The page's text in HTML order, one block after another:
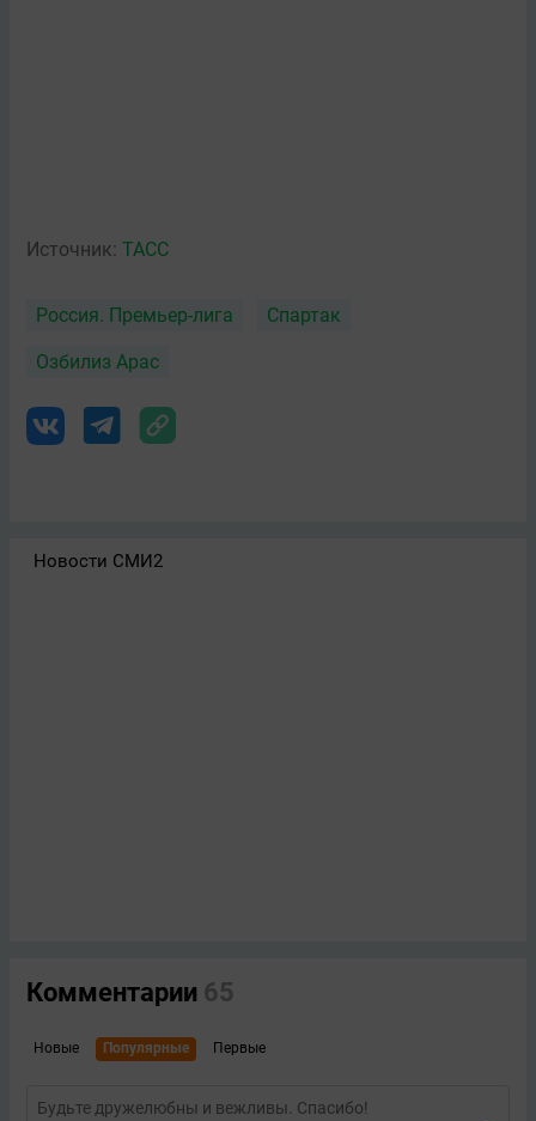
Источник: ТАСС
Россия. Премьер-лига Спартак
Озбилиз Арас
Новости СМИ2
Комментарии 65
Новые Популярные Первые